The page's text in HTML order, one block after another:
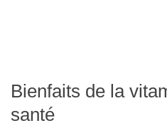
Bienfaits de la
santé